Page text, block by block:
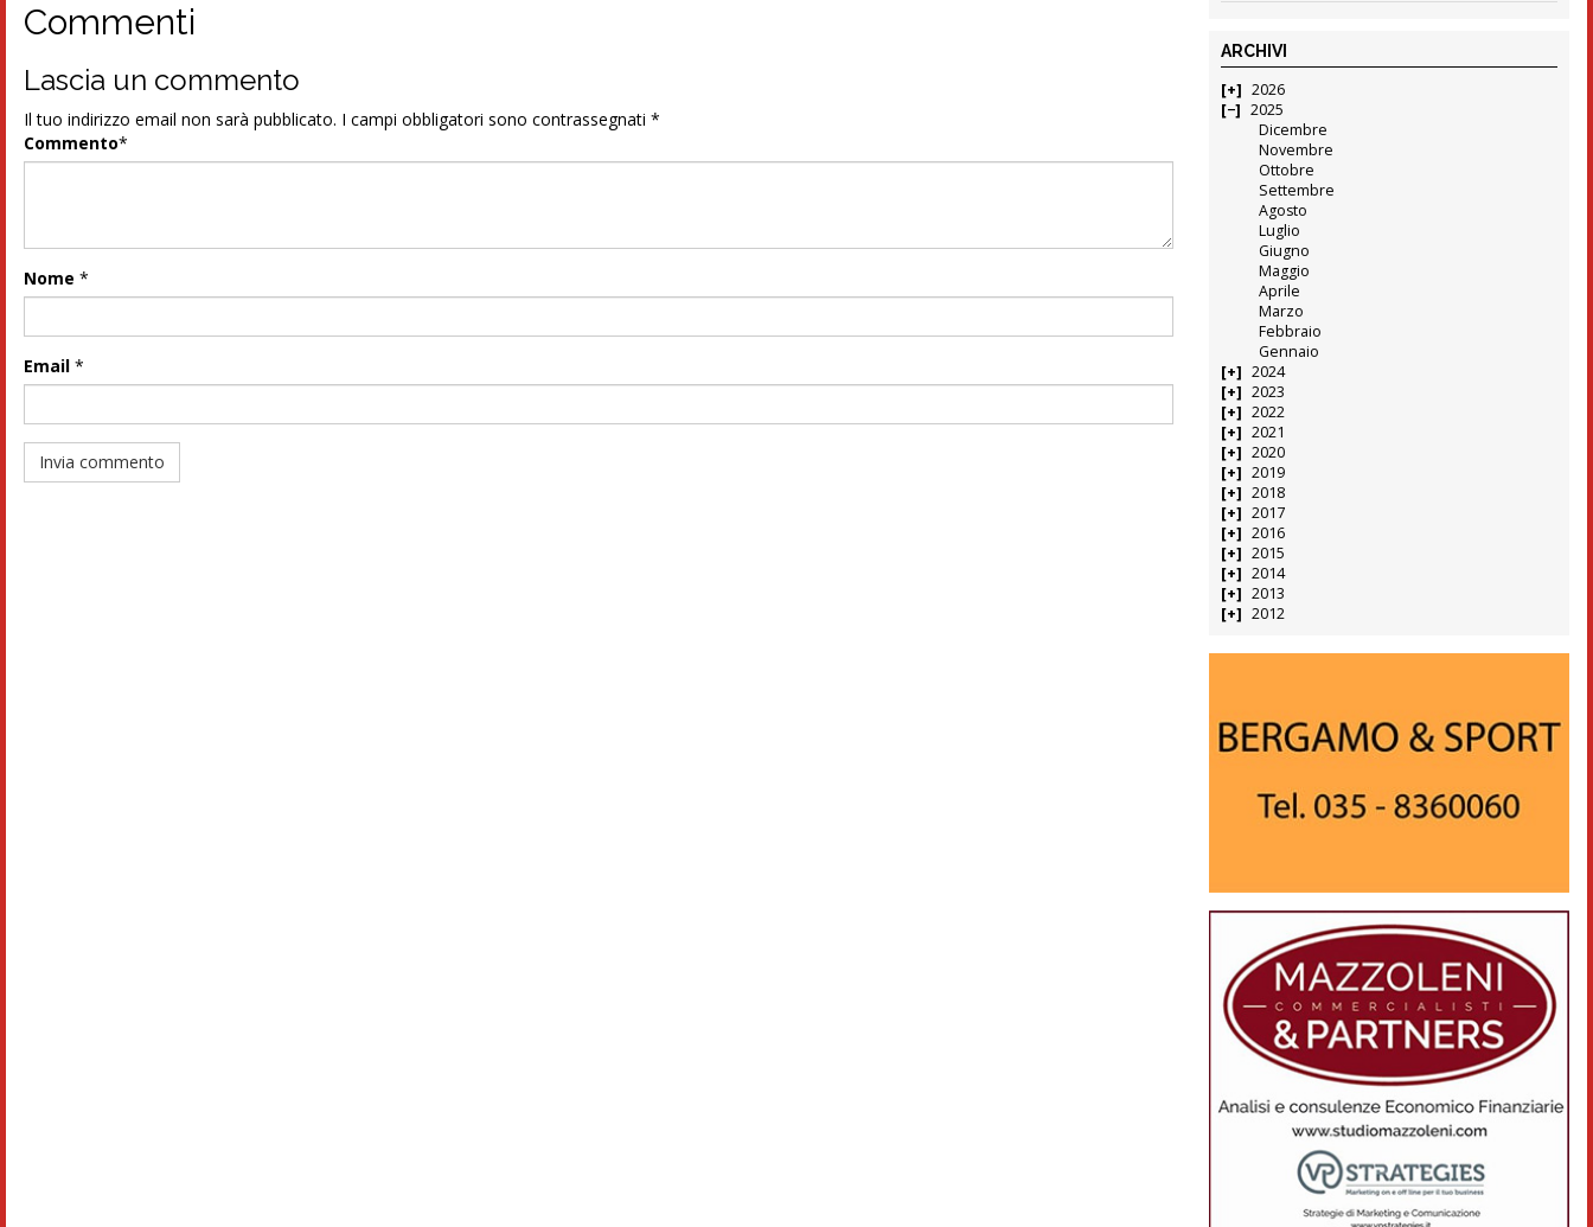
Commenti
Lascia un commento
Il tuo indirizzo email non sarà pubblicato. I campi obbligatori sono contrassegnati*
Commento*
Nome *
Email *
ARCHIVI
2026
2025
Dicembre
Novembre
Ottobre
Settembre
Agosto
Luglio
Giugno
Maggio
Aprile
Marzo
Febbraio
Gennaio
2024
2023
2022
2021
2020
2019
2018
2017
2016
2015
2014
2013
2012